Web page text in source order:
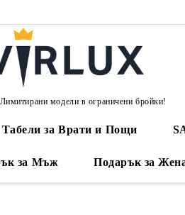
модели в ограничени бройки!
Табели за Врати и Пощи
за Мъж Подарък за